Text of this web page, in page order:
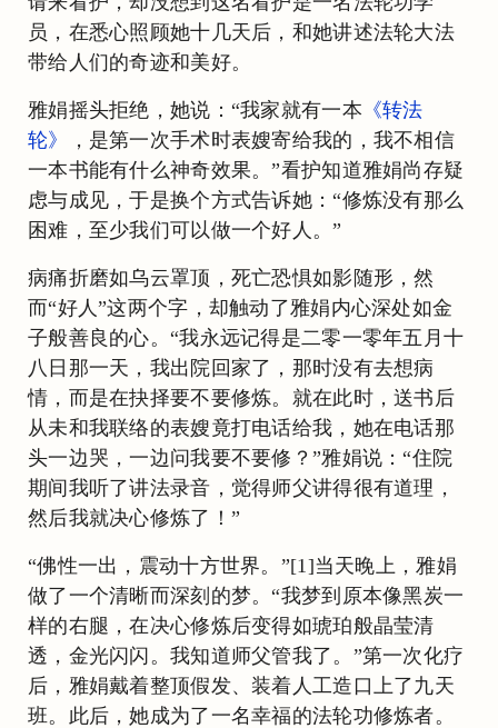
员，在悉心照顾她十几天后，和她讲述法轮大法
带给人们的奇迹和美好。
雅娟摇头拒绝，她说：“我家就有一本 《转法
轮》
，是第一次手术时表嫂寄给我的，我不相信
一本书能有什么神奇效果。”看护知道雅娟尚存疑
虑与成见，于是换个方式告诉她：“修炼没有那么
困难，至少我们可以做一个好人。”
病痛折磨如乌云罩顶，死亡恐惧如影随形，然
而“好人”这两个字，却触动了雅娟内心深处如金
子般善良的心。“我永远记得是二零一零年五月十
八日那一天，我出院回家了，那时没有去想病
情，而是在抉择要不要修炼。就在此时，送书后
从未和我联络的表嫂竟打电话给我，她在电话那
头一边哭，一边问我要不要修？”雅娟说：“住院
期间我听了讲法录音，觉得师父讲得很有道理，
然后我就决心修炼了！”
“佛性一出，震动十方世界。”[1]当天晚上，雅娟
做了一个清晰而深刻的梦。“我梦到原本像黑炭一
样的右腿，在决心修炼后变得如琥珀般晶莹清
透，金光闪闪。我知道师父管我了。”第一次化疗
后，雅娟戴着整顶假发、装着人工造口上了九天
班。此后，她成为了一名幸福的法轮功修炼者。